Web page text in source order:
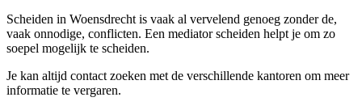
Scheiden in Woensdrecht is vaak al vervelend genoeg zonder de,
vaak onnodige, conflicten. Een mediator scheiden helpt je om zo
soepel mogelijk te scheiden.
Je kan altijd contact zoeken met de verschillende kantoren om meer
informatie te vergaren.